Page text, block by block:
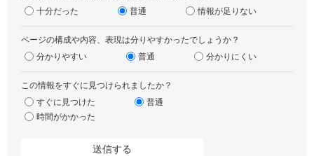
十分だった
普通 情報が足りない
ページの構成や内容、表現は分りやすかったでしょうか？
分かりやすい
普通 分かりにくい
この情報をすぐに見つけられましたか？
すぐに見つけた
普通
時間がかかった